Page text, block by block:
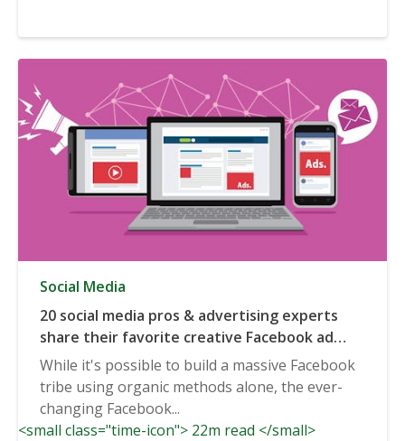
Social Media
20 social media pros & advertising experts
share their favorite creative Facebook ad
examples
While it's possible to build a massive Facebook
tribe using organic methods alone, the ever-
changing Facebook...
<small class="time-icon"> 22m read </small>